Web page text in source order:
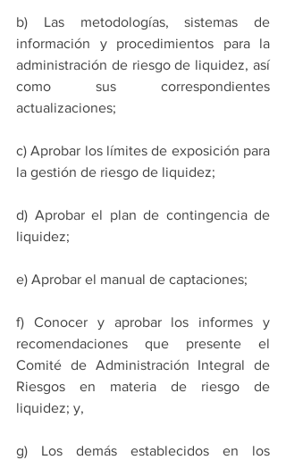
b) Las metodologías, sistemas de
información y procedimientos para la
administración de riesgo de liquidez, así
como sus correspondientes
actualizaciones;
c) Aprobar los límites de exposición para
la gestión de riesgo de liquidez;
d) Aprobar el plan de contingencia de
liquidez;
e) Aprobar el manual de captaciones;
f) Conocer y aprobar los informes y
recomendaciones que presente el
Comité de Administración Integral de
Riesgos en materia de riesgo de
liquidez; y,
g) Los demás establecidos en los